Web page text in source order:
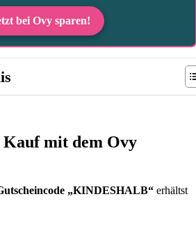
bei Ovy sparen!
mit dem Ovy
„KINDESHALB“ erhältst